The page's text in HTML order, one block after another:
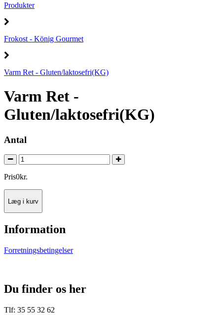
Produkter
Frokost - König Gourmet
Varm Ret - Gluten/laktosefri(KG)
Varm Ret -
Gluten/laktosefri(KG)
Antal
Pris0kr.
Læg i kurv
Information
Forretningsbetingelser
Du finder os her
Tlf: 35 55 32 62